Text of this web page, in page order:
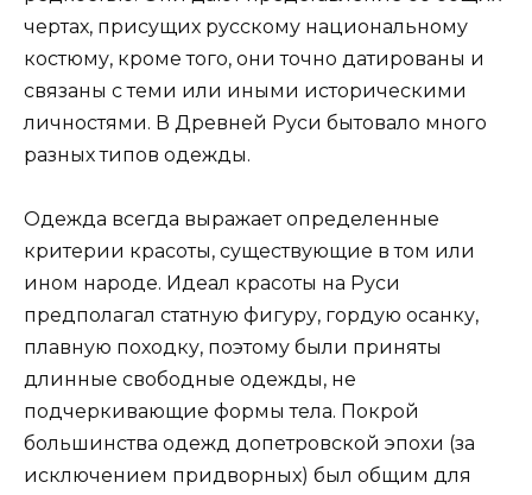
чертах, присущих русскому национальному
костюму, кроме того, они точно датированы и
связаны с теми или иными историческими
личностями. В Древней Руси бытовало много
разных типов одежды.
Одежда всегда выражает определенные
критерии красоты, существующие в том или
ином народе. Идеал красоты на Руси
предполагал статную фигуру, гордую осанку,
плавную походку, поэтому были приняты
длинные свободные одежды, не
подчеркивающие формы тела. Покрой
большинства одежд допетровской эпохи (за
исключением придворных) был общим для